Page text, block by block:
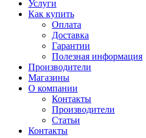
Услуги
Как купить
Оплата
Доставка
Гарантии
Полезная информация
Производители
Магазины
О компании
Контакты
Производители
Статьи
Контакты